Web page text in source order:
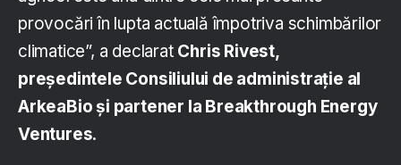
provocări în lupta actuală împotriva schimbărilor
climatice”, a declarat Chris Rivest,
președintele Consiliului de administrație al
ArkeaBio și partener la Breakthrough Energy
Ventures.